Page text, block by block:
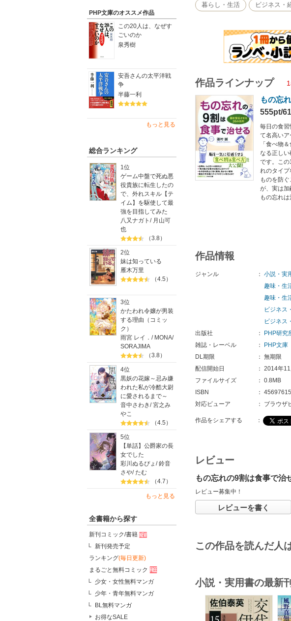
PHP文庫のオススメ作品
この20人は、なぜす
ごいのか
泉秀樹
安吾さんの太平洋戦
争
半藤一利
もっと見る
総合ランキング
1位
ゲーム中盤で死ぬ悪
役貴族に転生したの
で、外れスキル【テ
イム】を駆使して最
強を目指してみた
八又ナガト / 月山可
也
（3.8）
2位
妹は知っている
雁木万里
（4.5）
3位
かたわれ令嬢が男装
する理由（コミッ
ク）
雨宮 レイ． / MONA/
SORAJIMA
（3.8）
4位
黒妖の花嫁～忌み嫌
われた私が冷酷大尉
に愛されるまで～
音中さわき/宮之み
やこ
（4.5）
5位
【単話】公爵家の長
女でした
彩川ぬるぴょ /鈴音
さや/たむ
（4.7）
もっと見る
全書籍から探す
新刊コミック/書籍
新刊発売予定
ランキング(毎日更新)
まるごと無料コミック
少女・女性無料マンガ
少年・青年無料マンガ
BL無料マンガ
お得なSALE
暮らし・生活 ビジネス・
作品ラインナップ
もの忘
555pt/
毎日の食
て名高い
「食べ物
なる正し
です。こ
れのタイ
ものを防
が、実は
もの忘れ
作品情報
ジャンル ： 小説・実
趣味・生
趣味・生
ビジネス
ビジネス
出版社
：
PHP研究
雑誌・レーベル
：
PHP文庫
DL期限
： 無期限
配信開始日
： 2014年11
ファイルサイズ
： 0.8MB
ISBN
：
対応ビューア
： ブラウザ
作品をシェアする ：
レビュー
もの忘れの9割は食事で治
レビュー募集中！
レビューを書く
この作品を読んだ人
小説・実用書の最新刊